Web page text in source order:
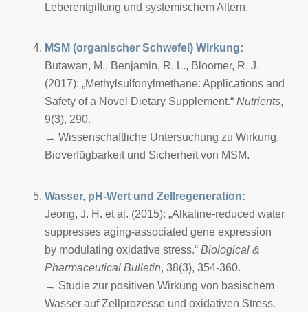
Leberentgiftung und systemischem Altern.
MSM (organischer Schwefel) Wirkung:
Butawan, M., Benjamin, R. L., Bloomer, R. J.
(2017): „Methylsulfonylmethane: Applications and
Safety of a Novel Dietary Supplement.“ Nutrients,
9(3), 290.
→ Wissenschaftliche Untersuchung zu Wirkung,
Bioverfügbarkeit und Sicherheit von MSM.
Wasser, pH-Wert und Zellregeneration:
Jeong, J. H. et al. (2015): „Alkaline-reduced water
suppresses aging-associated gene expression
by modulating oxidative stress.“ Biological &
Pharmaceutical Bulletin, 38(3), 354-360.
→ Studie zur positiven Wirkung von basischem
Wasser auf Zellprozesse und oxidativen Stress.